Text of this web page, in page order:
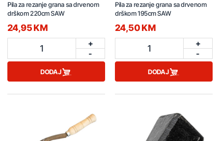
Pila za rezanje grana sa drvenom
drškom 220cm SAW
24,95 KM
1
+
-
DODAJ
Pila za rezanje grana sa drvenom
drškom 195cm SAW
24,50 KM
1
+
-
DODAJ